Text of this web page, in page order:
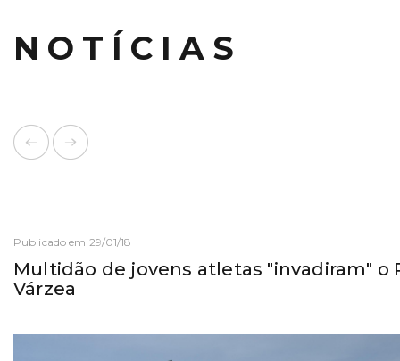
NOTÍCIAS
Publicado em 29/01/18
Multidão de jovens atletas "invadiram" o
Várzea